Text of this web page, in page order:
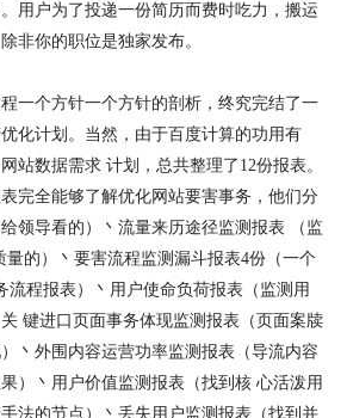
用户为了投递一份简历而费时吃力，搬运
非你的职位是独家发布。
一个方针一个方针的剖析，终究完结了一
化计划。当然，由于百度计算的功用有
站数据需求 计划，总共整理了12份报表。
完全能够了解优化网站要害事务，他们分
领导看的）丶流量来历途径监测报表 （监
量的）丶要害流程监测漏斗报表4份（一个
流程报表）丶用户使命负荷报表（监测用
键进口页面事务体现监测报表（页面案牍
丶外围内容运营功率监测报表（导流内容
）丶用户价值监测报表（找到核 心活泼用
法的节点）丶丢失用户监测报表（找到并